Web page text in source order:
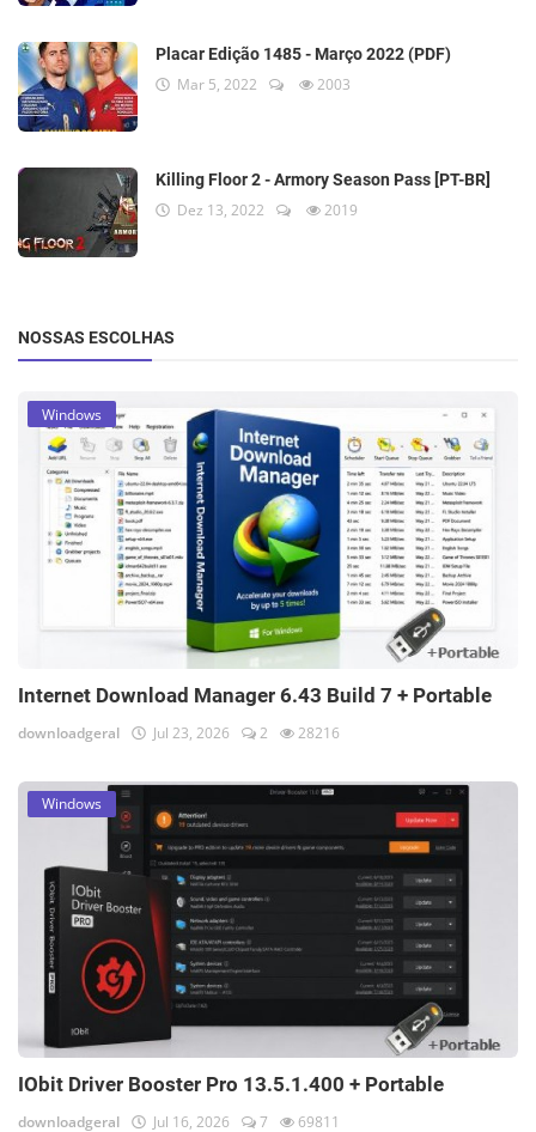
Placar Edição 1485 - Março 2022 (PDF)
Mar 5, 2022 2003
Killing Floor 2 - Armory Season Pass [PT-BR]
Dez 13, 2022 2019
NOSSAS ESCOLHAS
Windows
Internet Download Manager 6.43 Build 7 + Portable
downloadgeral Jul 23, 2026 2 28216
Windows
IObit Driver Booster Pro 13.5.1.400 + Portable
downloadgeral Jul 16, 2026 7 69811